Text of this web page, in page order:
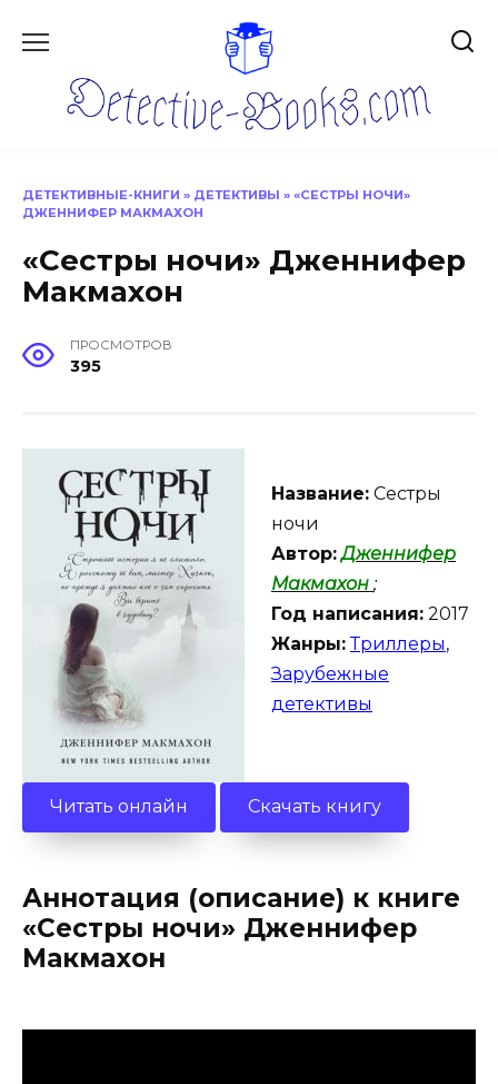
ДЕТЕКТИВНЫЕ-КНИГИ » ДЕТЕКТИВЫ » «СЕСТРЫ НОЧИ»
ДЖЕННИФЕР МАКМАХОН
«Сестры ночи» Дженнифер
Макмахон
ПРОСМОТРОВ
395
Название: Сестры
ночи
Автор: Дженнифер
Макмахон ;
Год написания: 2017
Жанры: Триллеры,
Зарубежные
детективы
Читать онлайн Скачать книгу
Аннотация (описание) к книге
«Сестры ночи» Дженнифер
Макмахон